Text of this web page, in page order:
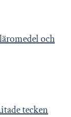
och
tecken